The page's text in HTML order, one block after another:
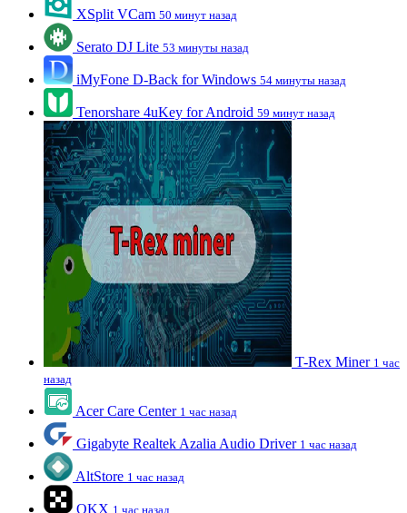
XSplit VCam 50 минут назад
Serato DJ Lite 53 минуты назад
iMyFone D-Back for Windows 54 минуты назад
Tenorshare 4uKey for Android 59 минут назад
T-Rex Miner 1 час
назад
Acer Care Center 1 час назад
Gigabyte Realtek Azalia Audio Driver 1 час назад
AltStore 1 час назад
OKX 1 час назад